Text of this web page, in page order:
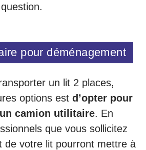
pour déménagement
un lit 2 places,
options est d’opter pour
camion utilitaire. En
que vous sollicitez
de votre lit pourront mettre à